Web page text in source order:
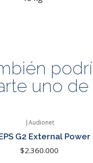
uno
|Audionet
G2 External Power
$2.360.000